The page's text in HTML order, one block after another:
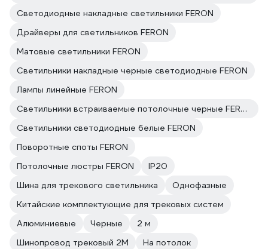
Светодиодные накладные светильники FERON
Драйверы для светильников FERON
Матовые светильники FERON
Светильники накладные черные светодиодные FERON
Лампы линейные FERON
Светильники встраиваемые потолочные черные FERON
Светильники светодиодные белые FERON
Поворотные споты FERON
Потолочные люстры FERON
IP20
Шина для трекового светильника
Однофазные
Китайские комплектующие для трековых систем
Алюминиевые
Черные
2 м
Шинопровод трековый 2М
На потолок